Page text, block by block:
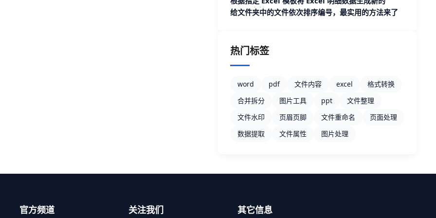
Excel 文档
给文件夹中的文件依次排序编号，最实用的方法来了
热门标签
word pdf 文件内容 excel
格式转换
合并拆分
图片工具 ppt
文件整理
文件水印
页眉页脚 文件重命名
页面处理
数据提取
文件属性 图片处理
官方频道 关注我们 其它信息